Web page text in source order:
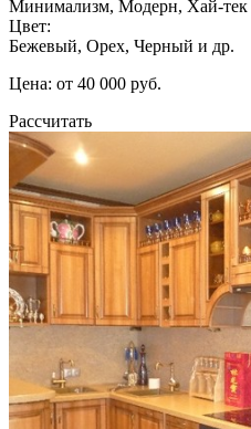
Минимализм, Модерн, Хай-тек
Цвет:
Бежевый, Орех, Черный и др.
Цена: от 40 000 руб.
Рассчитать